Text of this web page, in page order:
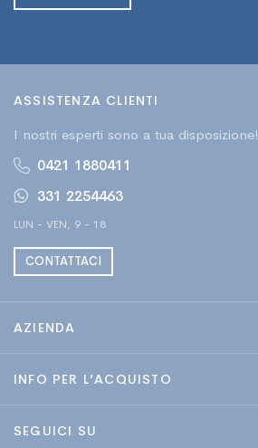
ASSISTENZA CLIENTI
I nostri esperti sono a tua disposizione!
0421 1880411
331 2254463
LUN - VEN, 9 - 18
CONTATTACI
AZIENDA
INFO PER L’ACQUISTO
SEGUICI SU